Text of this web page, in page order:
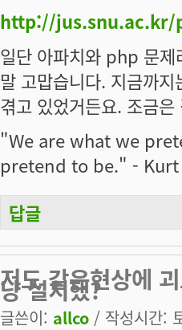
http://jus.snu.ac.kr/
일단 아파치와 php 문
말 고맙습니다. 지금까
겪고 있었거든요. 조금
"We are what we
pretend to be." -
답글
저도 같은현상에
냥 설치했?
글쓴이: allco / 작성시간: